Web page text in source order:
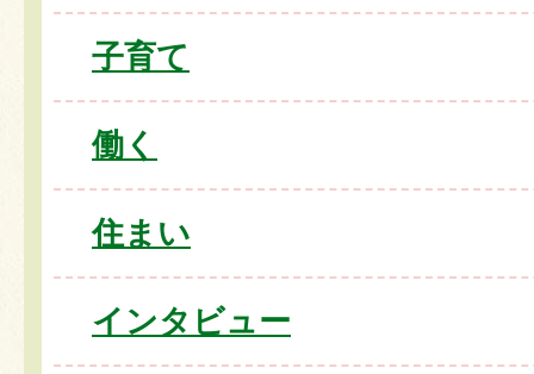
子育て
働く
住まい
インタビュー